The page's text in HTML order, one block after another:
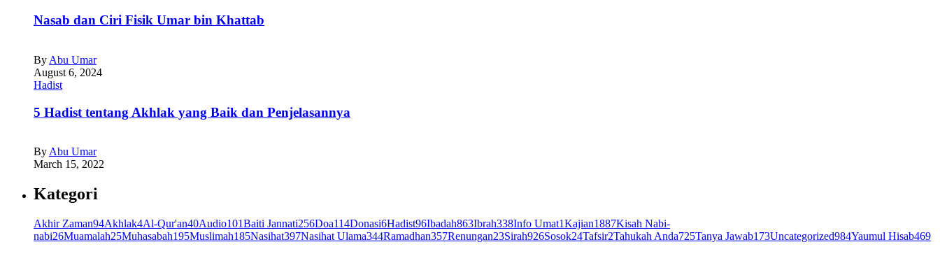
Nasab dan Ciri Fisik Umar bin Khattab
By Abu Umar
August 6, 2024
Hadist
5 Hadist tentang Akhlak yang Baik dan Penjelasannya
ByAbu Umar
March 15, 2022
Kategori
Akhir Zaman94Akhlak4Al-Qur'an40Audio101Baiti Jannati256Doa114Donasi6Hadist96Ibadah863Ibrah338Info Umat1Kajian1887Kisah Nabi-
nabi26Muamalah25Muhasabah195Muslimah185Nasihat397Nasihat Ulama344Ramadhan357Renungan23Sirah926Sosok24Tafsir2Tahukah Anda725Tanya Jawab173Uncategorized984Yaumul Hisab469